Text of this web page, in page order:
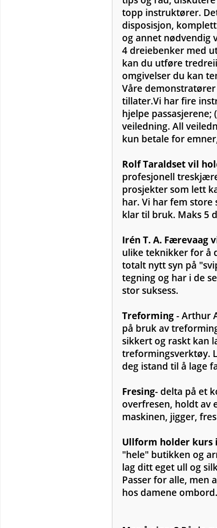
topp instruktører.
disposisjon,
og annet nødvendig
4 dreiebenker med
kan du utføre
omgivelser du kan
Våre
tillater.Vi har fire
hjelpe
veiledning. All
kun betale for
Rolf Taraldset vil
profesjonell
prosjekter som lett
har. Vi har fem
klar til bruk. Maks 5
Irén T. A. Færevaag
ulike teknikker for å
totalt nytt syn på
tegning og har i de
stor suksess.
Treforming - Arthur
på bruk av
sikkert og raskt kan
treformingsverktøy.
deg istand til å lage
Fresing- delta på et
overfresen, holdt av
maskinen, jigger,
Ullform holder kurs
"hele" butikken og
lag ditt eget ull og
Passer for alle, men
hos damene